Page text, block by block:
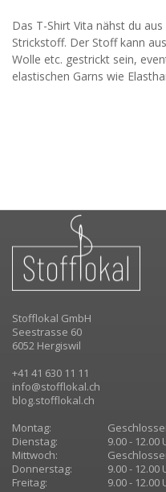
Das T-Shirt Vita nähst du
Strickstoff. Der Stoff kann
Wolle etc. gestrickt sein,
elastischen Garns wie
Stofflokal GmbH
Seestrasse 60
6052 Hergiswil
+41 41 630 11 11
info@stofflokal.ch
blog.stofflokal.ch
Montag:
Dienstag:
9.00 - 12.00
Mittwoch:
Donnerstag:
9.00 - 12.00
Freitag:
9.00 - 12.00